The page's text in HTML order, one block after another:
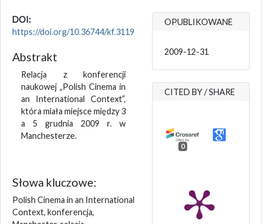
DOI:
https://doi.org/10.36744/kf.3119
Abstrakt
Relacja z konferencji
naukowej „Polish Cinema in
an International Context”,
która miała miejsce między 3
a 5 grudnia 2009 r. w
Manchesterze.
Słowa kluczowe:
Polish Cinema in an International
Context, konferencja,
OPUBLIKOWANE
2009-12-31
CITED BY / SHARE
0